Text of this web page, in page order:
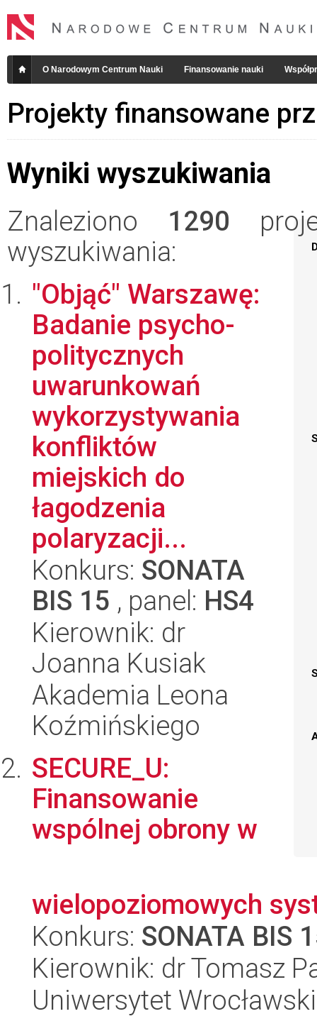
O Narodowym Centrum Nauki Finansowanie nauki
Projekty finansowane
Wyniki wyszukiwania
Znaleziono 1290
wyszukiwania:
"Objąć" Warszawę:
Badanie psycho-
politycznych
uwarunkowań
wykorzystywania
konfliktów
miejskich do
łagodzenia
polaryzacji...
Konkurs: SONATA
BIS 15 , panel: HS4
Kierownik: dr
Joanna Kusiak
Akademia Leona
Koźmińskiego
SECURE_U:
Finansowanie
wspólnej obrony w
wielopoziomowych
Konkurs: SONATA BIS
Kierownik: dr Tomasz
Uniwersytet Wrocławski